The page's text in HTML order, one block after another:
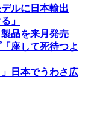
ルに日本輸出
」
品を来月発売
座して死待つよ
日本でうわさ広